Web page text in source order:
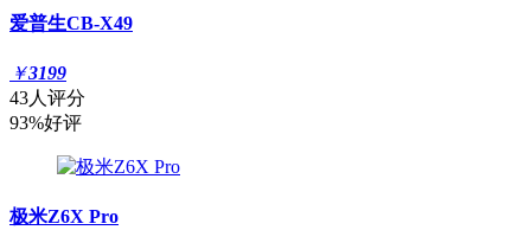
爱普生CB-X49
￥3199
43人评分
93%好评
极米Z6X Pro